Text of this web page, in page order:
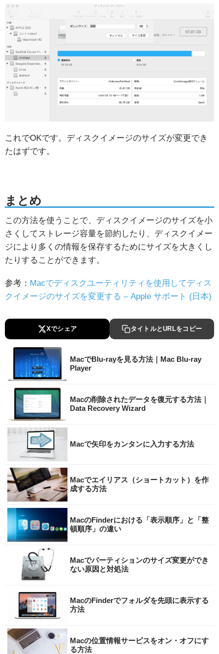
これでOKです。ディスクイメージのサイズが変更でき
たはずです。
まとめ
この方法を使うことで、ディスクイメージのサイズを小
さくしてストレージ容量を節約したり、ディスクイメー
ジにより多くの情報を保存するためにサイズを大きくし
たりすることができます。
参考： Macでディスクユーティリティを使用してディス
クイメージのサイズを変更する – Apple サポート (日本)
Xでシェア タイトルとURLをコピー
MacでBlu-rayを見る方法｜Mac Blu-ray
Player
Macの削除されたデータを復元する方法｜
Data Recovery Wizard
Macで矢印をカンタンに入力する方法
Macでエイリアス（ショートカット）を作
成する方法
MacのFinderにおける「表示順序」と「整
頓順序」の違い
Macでパーティションのサイズ変更ができ
ない原因と対処法
MacのFinderでフォルダを先頭に表示する
方法
Macの位置情報サービスをオン・オフにす
る方法